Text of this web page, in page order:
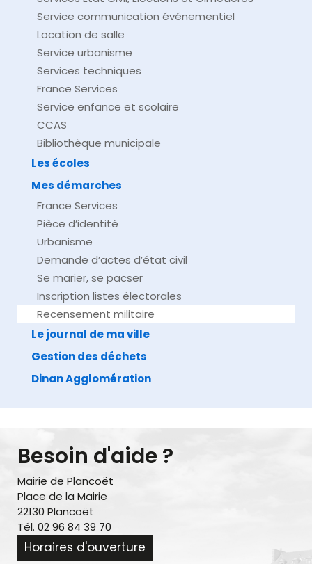
Service communication événementiel
Location de salle
Service urbanisme
Services techniques
France Services
Service enfance et scolaire
CCAS
Bibliothèque municipale
Les écoles
Mes démarches
France Services
Pièce d’identité
Urbanisme
Demande d’actes d’état civil
Se marier, se pacser
Inscription listes électorales
Recensement militaire
Le journal de ma ville
Gestion des déchets
Dinan Agglomération
Besoin d'aide ?
Mairie de Plancoët
Place de la Mairie
22130 Plancoët
Tél. 02 96 84 39 70
Horaires d'ouverture